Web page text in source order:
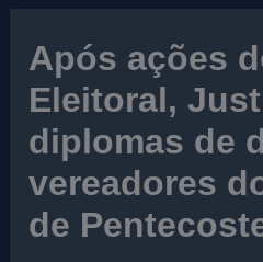
Após ações
Eleitoral,
diplomas de
vereadores
de